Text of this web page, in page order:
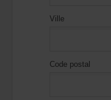
Ville
Code postal